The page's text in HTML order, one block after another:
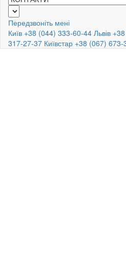
Передзвоніть мені
Київ +38 (044) 333-60-44 Львів
317-27-37 Київстар +38 (067) 673-